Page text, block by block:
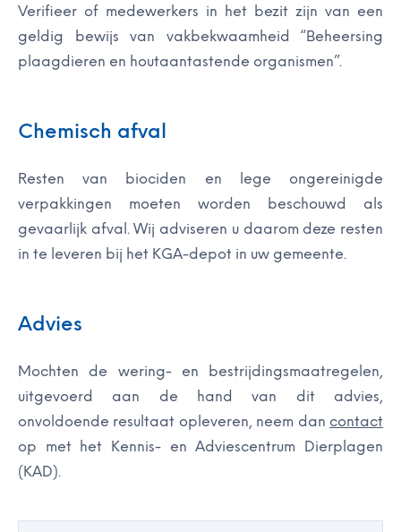
Verifieer of medewerkers in het bezit zijn van een
geldig bewijs van vakbekwaamheid “Beheersing
plaagdieren en houtaantastende organismen”.
Chemisch afval
Resten van biociden en lege ongereinigde
verpakkingen moeten worden beschouwd als
gevaarlijk afval. Wij adviseren u daarom deze resten
in te leveren bij het KGA-depot in uw gemeente.
Advies
Mochten de wering- en bestrijdingsmaatregelen,
uitgevoerd aan de hand van dit advies,
onvoldoende resultaat opleveren, neem dan contact
op met het Kennis- en Adviescentrum Dierplagen
(KAD).